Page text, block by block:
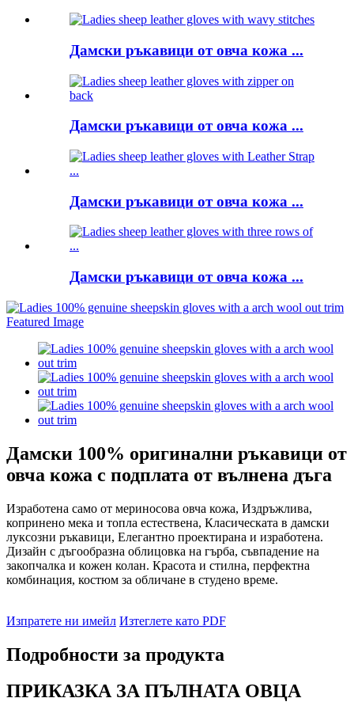
Дамски ръкавици от овча кожа ...
Дамски ръкавици от овча кожа ...
Дамски ръкавици от овча кожа ...
Дамски ръкавици от овча кожа ...
Дамски 100% оригинални ръкавици от
овча кожа с подплата от вълнена дъга
Изработена само от мериносова овча кожа, Издръжлива,
копринено мека и топла естествена, Класическата в дамски
луксозни ръкавици, Елегантно проектирана и изработена.
Дизайн с дъгообразна облицовка на гърба, съвпадение на
закопчалка и кожен колан. Красота и стилна, перфектна
комбинация, костюм за обличане в студено време.
Изпратете ни имейл Изтеглете като PDF
Подробности за продукта
ПРИКАЗКА ЗА ПЪЛНАТА ОВЦА